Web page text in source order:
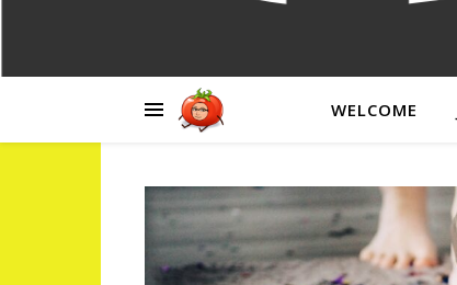
WELCOME